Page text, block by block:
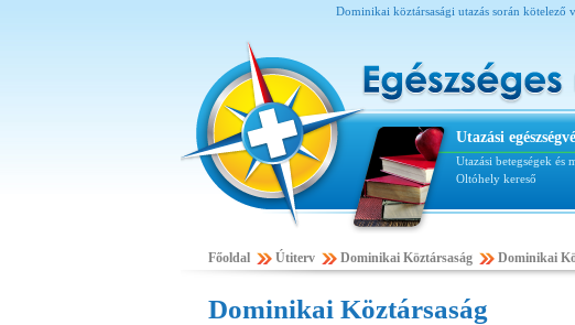
Dominikai köztársasági utazás során kötelező
Utazási
Utazási betegségek és
Oltóhely kereső
Főoldal Útiterv Dominikai Köztársaság Dominikai
Dominikai Köztársaság